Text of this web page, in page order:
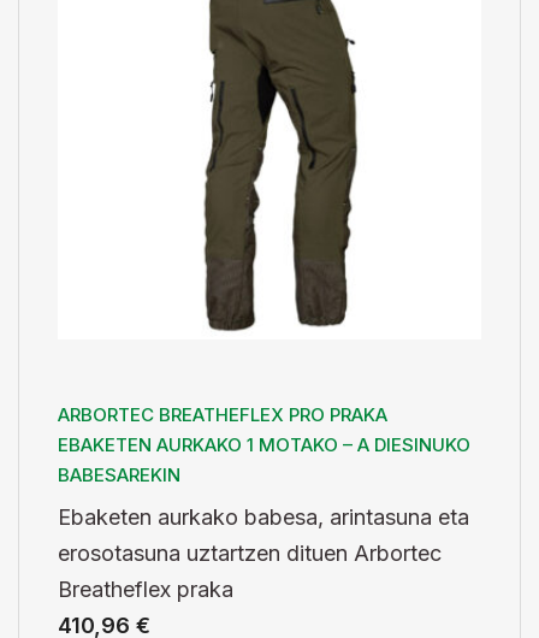
ARBORTEC BREATHEFLEX PRO PRAKA
EBAKETEN AURKAKO 1 MOTAKO – A DIESINUKO
BABESAREKIN
Ebaketen aurkako babesa, arintasuna eta
erosotasuna uztartzen dituen Arbortec
Breatheflex praka
410,96 €